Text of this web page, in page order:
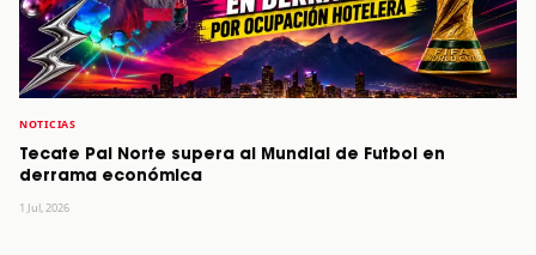
NOTICIAS
Tecate Pal Norte supera al Mundial de Futbol en
derrama económica
1 Jul, 2026